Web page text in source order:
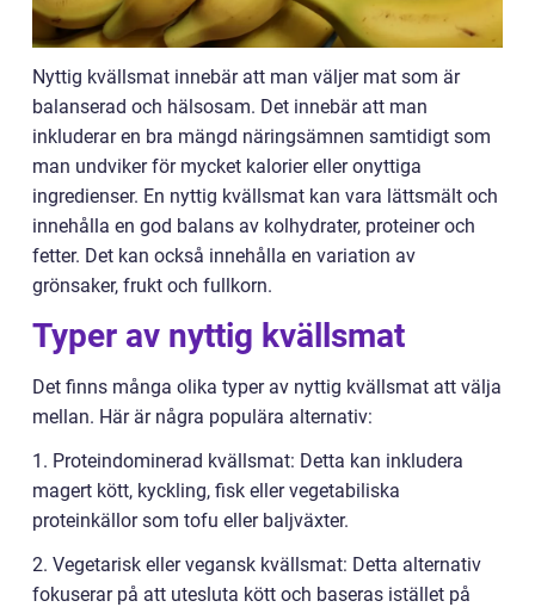
Nyttig kvällsmat innebär att man väljer mat som är
balanserad och hälsosam. Det innebär att man
inkluderar en bra mängd näringsämnen samtidigt som
man undviker för mycket kalorier eller onyttiga
ingredienser. En nyttig kvällsmat kan vara lättsmält och
innehålla en god balans av kolhydrater, proteiner och
fetter. Det kan också innehålla en variation av
grönsaker, frukt och fullkorn.
Typer av nyttig kvällsmat
Det finns många olika typer av nyttig kvällsmat att välja
mellan. Här är några populära alternativ:
1. Proteindominerad kvällsmat: Detta kan inkludera
magert kött, kyckling, fisk eller vegetabiliska
proteinkällor som tofu eller baljväxter.
2. Vegetarisk eller vegansk kvällsmat: Detta alternativ
fokuserar på att utesluta kött och baseras istället på